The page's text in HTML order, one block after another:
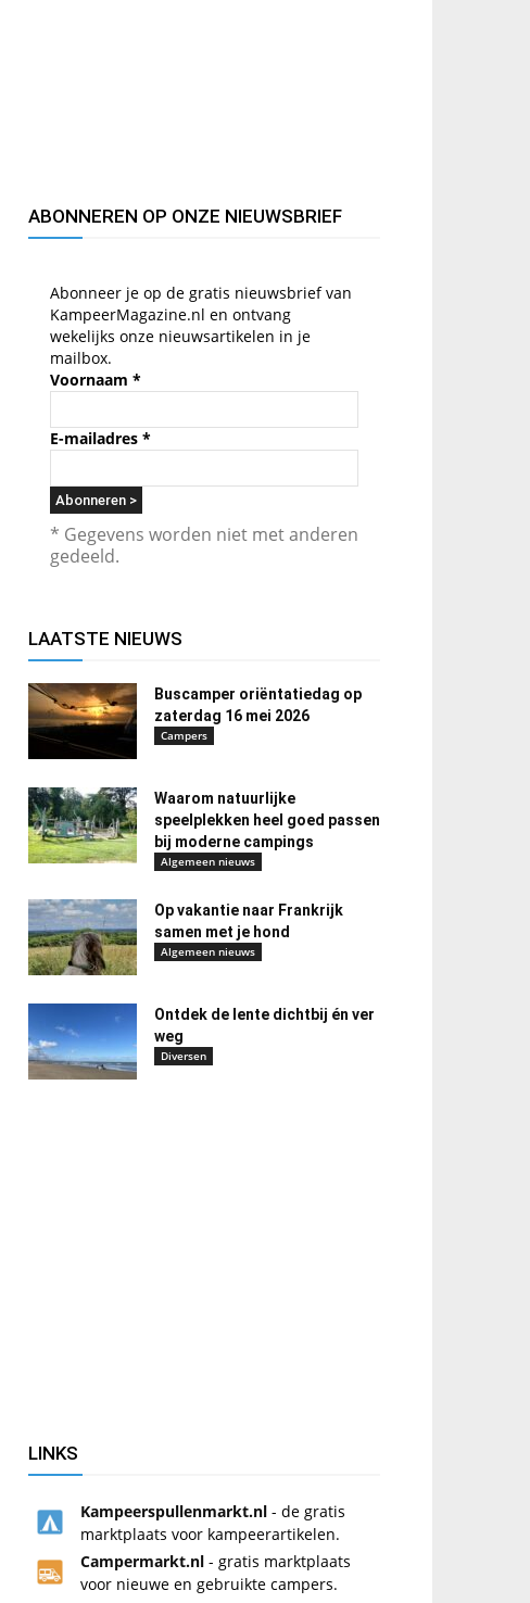
ABONNEREN OP ONZE NIEUWSBRIEF
Abonneer je op de gratis nieuwsbrief van
KampeerMagazine.nl en ontvang
wekelijks onze nieuwsartikelen in je
mailbox.
Voornaam *
E-mailadres *
* Gegevens worden niet met anderen
gedeeld.
LAATSTE NIEUWS
Buscamper oriëntatiedag op
zaterdag 16 mei 2026
Campers
Waarom natuurlijke
speelplekken heel goed passen
bij moderne campings
Algemeen nieuws
Op vakantie naar Frankrijk
samen met je hond
Algemeen nieuws
Ontdek de lente dichtbij én ver
weg
Diversen
LINKS
Kampeerspullenmarkt.nl - de gratis
marktplaats voor kampeerartikelen.
Campermarkt.nl - gratis marktplaats
voor nieuwe en gebruikte campers.